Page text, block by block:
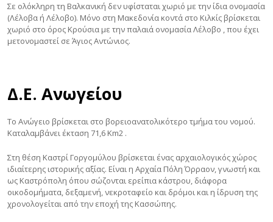
Σε ολόκληρη τη Βαλκανική δεν υφίσταται χωριό με την ίδια ονομασία
(Λέλοβα ή Λέλοβο). Μόνο στη Μακεδονία κοντά στο Κιλκίς βρίσκεται
χωριό στο όρος Κρούσια με την παλαιά ονομασία Λέλοβο , που έχει
μετονομαστεί σε Άγιος Αντώνιος.
Δ.Ε. Ανωγείου
Το Ανώγειο βρίσκεται στο βορειοανατολικότερο τμήμα του νομού.
Καταλαμβάνει έκταση 71,6 Km2 .
Στη θέση Καστρί Γοργομύλου βρίσκεται ένας αρχαιολογικός χώρος
ιδιαίτερης ιστορικής αξίας. Είναι η Αρχαία Πόλη Όρραον, γνωστή και
ως Καστρόπολη όπου σώζονται ερείπια κάστρου, διάφορα
οικοδομήματα, δεξαμενή, νεκροταφείο και δρόμοι και η ίδρυση της
χρονολογείται από την εποχή της Κασσώπης.